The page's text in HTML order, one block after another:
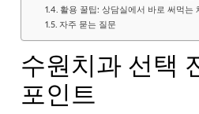
활용 꿀팁: 상담실에서 바로 써먹는
자주 묻는 질문
수원치과 선택
포인트